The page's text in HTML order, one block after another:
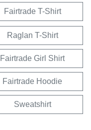
Fairtrade T-Shirt
Raglan T-Shirt
Fairtrade Girl Shirt
Fairtrade Hoodie
Sweatshirt